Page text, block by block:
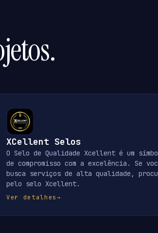
XCellent Selos
O Selo de Qualidade Xcellent é um
de compromisso com a excelência. Se
busca serviços de alta qualidade,
pelo selo Xcellent.
Ver detalhes→